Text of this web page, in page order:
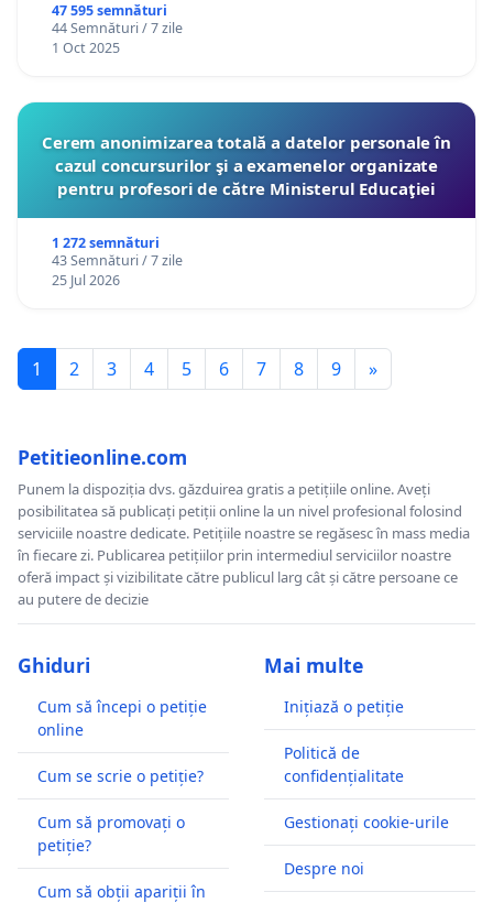
47 595 semnături
44 Semnături / 7 zile
1 Oct 2025
Cerem anonimizarea totală a datelor personale în
cazul concursurilor şi a examenelor organizate
pentru profesori de către Ministerul Educaţiei
1 272 semnături
43 Semnături / 7 zile
25 Jul 2026
1 2 3 4 5 6 7 8 9 »
Petitieonline.com
Punem la dispoziția dvs. găzduirea gratis a petițiile online. Aveți
posibilitatea să publicați petiții online la un nivel profesional folosind
serviciile noastre dedicate. Petițiile noastre se regăsesc în mass media
în fiecare zi. Publicarea petițiilor prin intermediul serviciilor noastre
oferă impact și vizibilitate către publicul larg cât și către persoane ce
au putere de decizie
Ghiduri
Cum să începi o petiție
online
Cum se scrie o petiție?
Cum să promovați o
petiție?
Cum să obții apariții în
Mai multe
Inițiază o petiție
Politică de
confidențialitate
Gestionați cookie-urile
Despre noi